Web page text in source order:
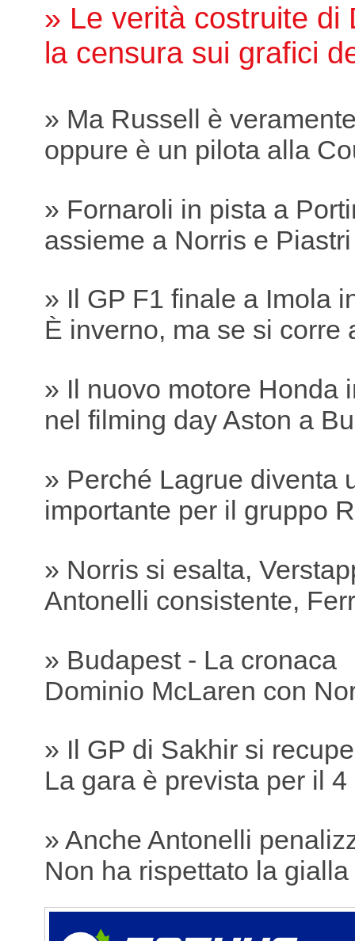
» Le verità costruite di
la censura sui grafici
» Ma Russell è
oppure è un pilota alla
» Fornaroli in pista a
assieme a Norris e Piastri
» Il GP F1 finale a Imola
È inverno, ma se si corre
» Il nuovo motore Honda
nel filming day Aston a
» Perché Lagrue diventa
importante per il gruppo
» Norris si esalta,
Antonelli consistente,
» Budapest - La cronaca
Dominio McLaren con
» Il GP di Sakhir si
La gara è prevista per il 4
» Anche Antonelli
Non ha rispettato la gialla